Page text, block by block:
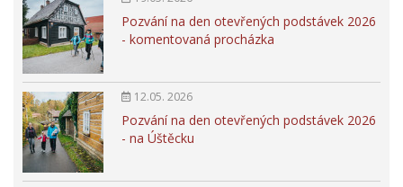
Pozvání na den otevřených podstávek 2026
- komentovaná procházka
12.05. 2026
Pozvání na den otevřených podstávek 2026
- na Úštěcku